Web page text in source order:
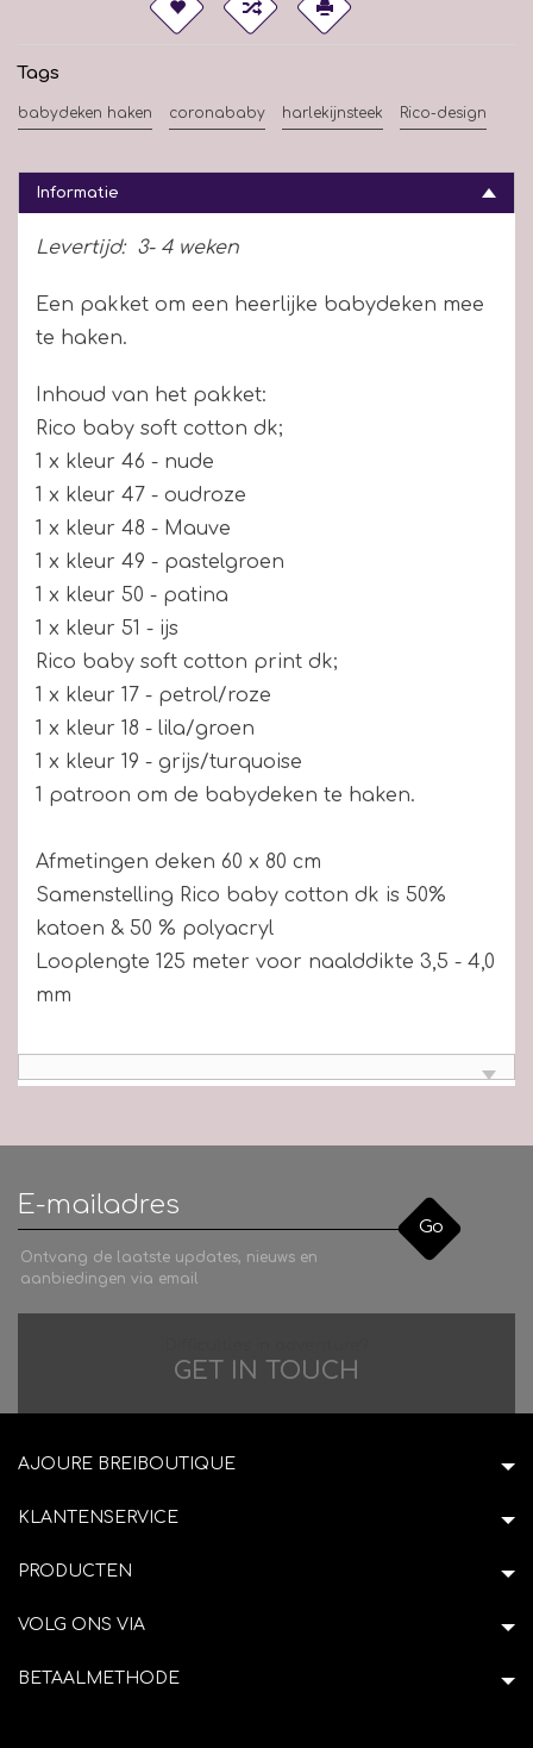
Tags
babydeken haken coronababy harlekijnsteek Rico-design
Informatie
Levertijd: 3- 4 weken
Een pakket om een heerlijke babydeken mee
te haken.
Inhoud van het pakket:
Rico baby soft cotton dk;
1 x kleur 46 - nude
1 x kleur 47 - oudroze
1 x kleur 48 - Mauve
1 x kleur 49 - pastelgroen
1 x kleur 50 - patina
1 x kleur 51 - ijs
Rico baby soft cotton print dk;
1 x kleur 17 - petrol/roze
1 x kleur 18 - lila/groen
1 x kleur 19 - grijs/turquoise
1 patroon om de babydeken te haken.
Afmetingen deken 60 x 80 cm
Samenstelling Rico baby cotton dk is 50%
katoen & 50 % polyacryl
Looplengte 125 meter voor naalddikte 3,5 - 4,0
mm
Go
Ontvang de laatste updates, nieuws en
aanbiedingen via email
GET IN TOUCH
AJOURE BREIBOUTIQUE
KLANTENSERVICE
PRODUCTEN
VOLG ONS VIA
BETAALMETHODE